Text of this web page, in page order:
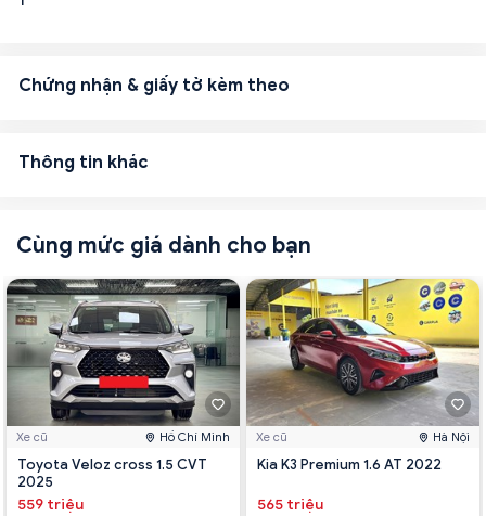
Chứng nhận & giấy tờ kèm theo
Thông tin khác
Cùng mức giá dành cho bạn
Xe cũ Hồ Chí Minh
Toyota Veloz cross 1.5 CVT
2025
559 triệu
Xe cũ Hà Nội
Kia K3 Premium 1.6 AT 2022
565 triệu